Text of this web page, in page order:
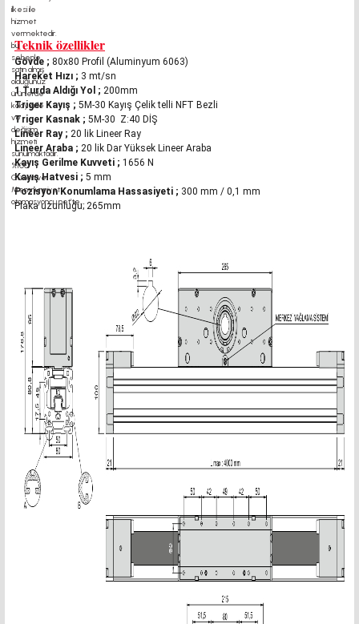
Teknik özellikler
Gövde ; 80x80 Profil (Aluminyum 6063)
Hareket Hızı ; 3 mt/sn
1 Turda Aldığı Yol ; 200mm
Triger Kayış ; 5M-30 Kayış Çelik telli NFT Bezli
Triger Kasnak ; 5M-30 Z:40 DİŞ
Lineer Ray ; 20 lik Lineer Ray
Lineer Araba ; 20 lik Dar Yüksek Lineer Araba
Kayış Gerilme Kuvveti ; 1656 N
Kayış Hatvesi ; 5 mm
Pozisyon Konumlama Hassasiyeti ; 300 mm / 0,1 mm
Plaka uzunluğu; 265mm